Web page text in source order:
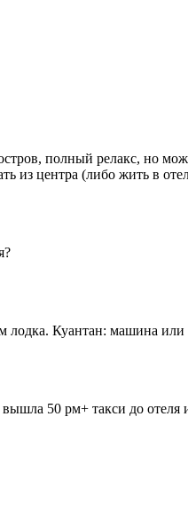
полный релакс, но
из центра (либо жить в
Куантан: машина или
50 рм+ такси до